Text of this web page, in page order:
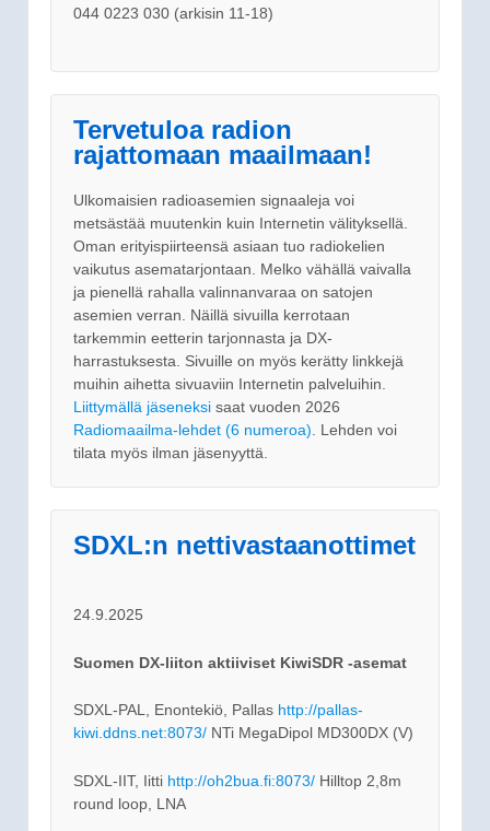
044 0223 030 (arkisin 11-18)
Tervetuloa radion
rajattomaan maailmaan!
Ulkomaisien radioasemien signaaleja voi
metsästää muutenkin kuin Internetin välityksellä.
Oman erityispiirteensä asiaan tuo radiokelien
vaikutus asematarjontaan. Melko vähällä vaivalla
ja pienellä rahalla valinnanvaraa on satojen
asemien verran. Näillä sivuilla kerrotaan
tarkemmin eetterin tarjonnasta ja DX-
harrastuksesta. Sivuille on myös kerätty linkkejä
muihin aihetta sivuaviin Internetin palveluihin.
Liittymällä jäseneksi saat vuoden 2026
Radiomaailma-lehdet (6 numeroa) . Lehden voi
tilata myös ilman jäsenyyttä.
SDXL:n nettivastaanottimet
24.9.2025
Suomen DX-liiton aktiiviset KiwiSDR -asemat
SDXL-PAL, Enontekiö, Pallas http://pallas-
kiwi.ddns.net:8073/ NTi MegaDipol MD300DX (V)
SDXL-IIT, Iitti http://oh2bua.fi:8073/ Hilltop 2,8m
round loop, LNA